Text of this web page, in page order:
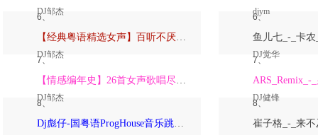
DJ邹杰
6、
【经典粤语精选女声】百听不厌深度翻唱版【DJ邹杰】_
DJ邹杰
7、
【情感编年史】26首女声歌唱尽从暗恋到放下的全部【DJ邹杰】
DJ邹杰
8、
Dj彪仔-国粤语ProgHouse音乐跳舞街vs心要让你听见串烧Vol.39
djym
6、
DJ觉华
7、
DJ健锋
8、